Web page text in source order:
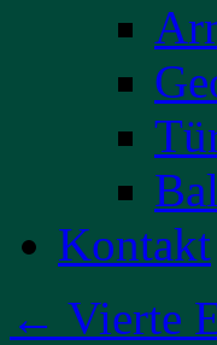
Kontakt
← Vierte